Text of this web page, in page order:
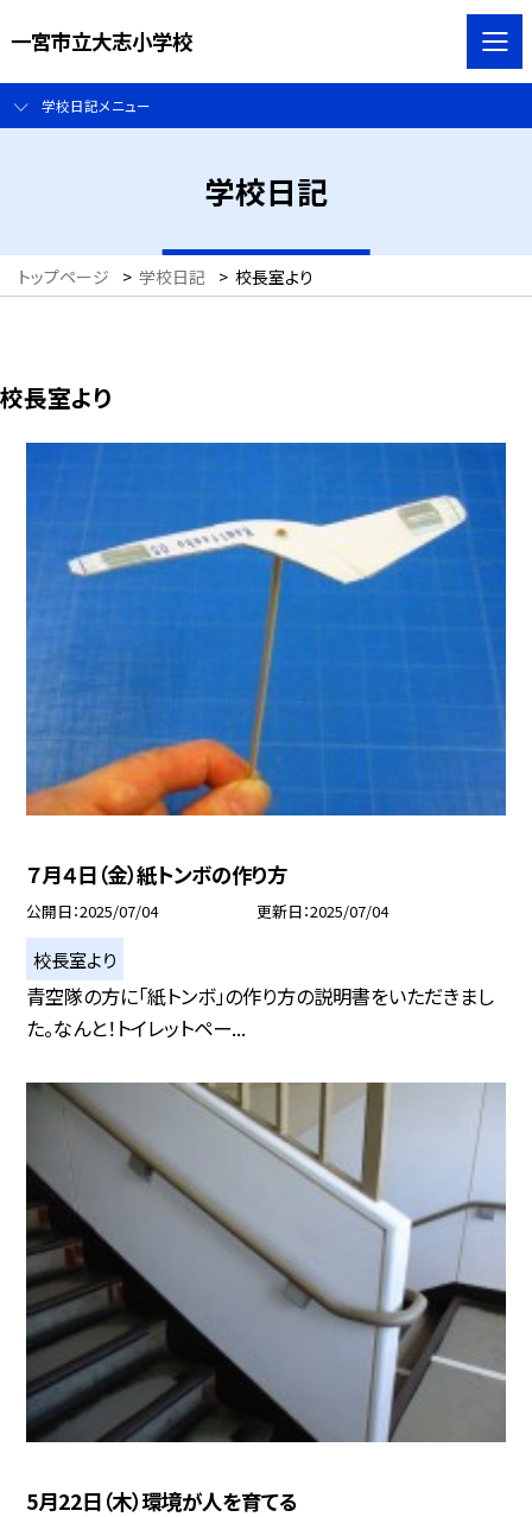
一宮市立大志小学校
学校日記メニュー
学校日記
トップページ > 学校日記 > 校長室より
校長室より
７月４日（金）紙トンボの作り方
公開日 2025/07/04 更新日 2025/07/04
校長室より
青空隊の方に「紙トンボ」の作り方の説明書をいただきまし
た。なんと！トイレットペー...
5月22日（木）環境が人を育てる